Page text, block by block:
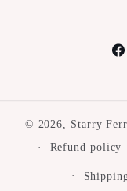
© 2026, Starry
Refund policy